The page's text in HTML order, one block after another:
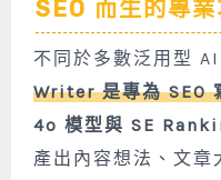
SEO 而生的專
不同於多數泛用型 AI
Writer 是專為 SEO
4o 模型與 SE
產出內容想法、文章